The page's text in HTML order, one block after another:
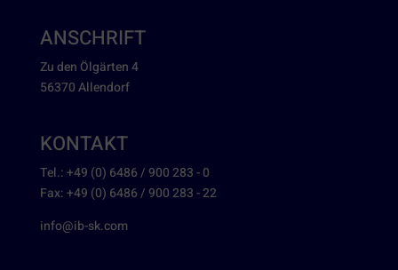
ANSCHRIFT
Zu den Ölgärten 4
56370 Allendorf
KONTAKT
Tel.: +49 (0) 6486 / 900 283 - 0
Fax: +49 (0) 6486 / 900 283 - 22
info@ib-sk.com